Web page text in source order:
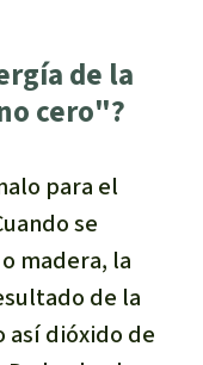
de la
cero"?
para el
se
madera, la
de la
así dióxido de